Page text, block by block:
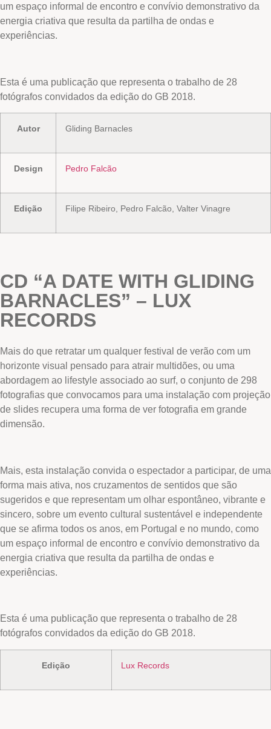
um espaço informal de encontro e convívio demonstrativo da
energia criativa que resulta da partilha de ondas e
experiências.
Esta é uma publicação que representa o trabalho de 28
fotógrafos convidados da edição do GB 2018.
Autor Gliding Barnacles
Design Pedro Falcão
Edição Filipe Ribeiro, Pedro Falcão, Valter Vinagre
CD “A DATE WITH GLIDING
BARNACLES” – LUX
RECORDS
Mais do que retratar um qualquer festival de verão com um
horizonte visual pensado para atrair multidões, ou uma
abordagem ao lifestyle associado ao surf, o conjunto de 298
fotografias que convocamos para uma instalação com projeção
de slides recupera uma forma de ver fotografia em grande
dimensão.
Mais, esta instalação convida o espectador a participar, de uma
forma mais ativa, nos cruzamentos de sentidos que são
sugeridos e que representam um olhar espontâneo, vibrante e
sincero, sobre um evento cultural sustentável e independente
que se afirma todos os anos, em Portugal e no mundo, como
um espaço informal de encontro e convívio demonstrativo da
energia criativa que resulta da partilha de ondas e
experiências.
Esta é uma publicação que representa o trabalho de 28
fotógrafos convidados da edição do GB 2018.
Edição Lux Records